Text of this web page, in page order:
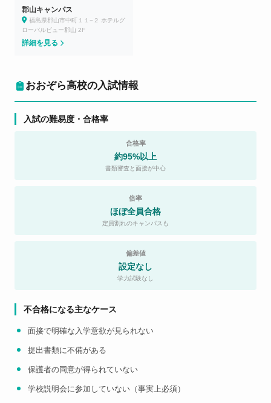
郡山キャンパス
福島県郡山市中町１１−２ ホテルグ
ローバルビュー郡山 2F
詳細を見る
おおぞら高校の入試情報
入試の難易度・合格率
合格率
約95%以上
書類審査と面接が中心
倍率
ほぼ全員合格
定員割れのキャンパスも
偏差値
設定なし
学力試験なし
不合格になる主なケース
面接で明確な入学意欲が見られない
提出書類に不備がある
保護者の同意が得られていない
学校説明会に参加していない（事実上必須）